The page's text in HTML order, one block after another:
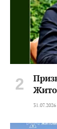
31.07.2026